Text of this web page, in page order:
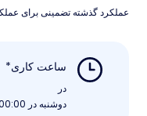
عملکرد گذشته تضمینی برای
ساعت کاری*
در
دوشنبه در 00:00